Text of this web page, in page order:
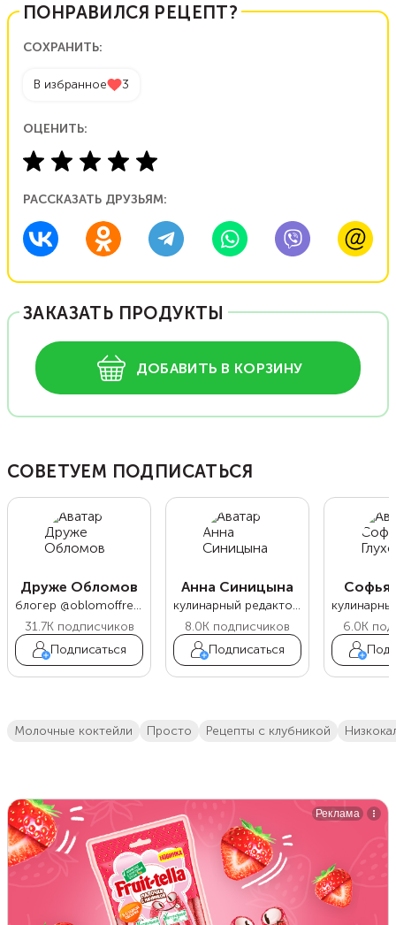
ПОНРАВИЛСЯ РЕЦЕПТ?
СОХРАНИТЬ:
В избранное 3
ОЦЕНИТЬ:
РАССКАЗАТЬ ДРУЗЬЯМ:
ЗАКАЗАТЬ ПРОДУКТЫ
ДОБАВИТЬ В КОРЗИНУ
СОВЕТУЕМ ПОДПИСАТЬСЯ
Друже Обломов
блогер @oblomoffrecipe
31.7Kподписчиков
Подписаться
Анна Синицына
кулинарный редактор Food.ru
8.0K подписчиков
Подписаться
Софья
6.0K
молочные коктейли просто Рецепты с клубникой